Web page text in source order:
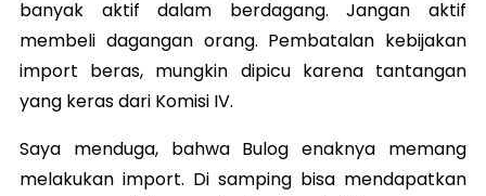
banyak aktif dalam berdagang. Jangan aktif
membeli dagangan orang. Pembatalan kebijakan
import beras, mungkin dipicu karena tantangan
yang keras dari Komisi IV.
Saya menduga, bahwa Bulog enaknya memang
melakukan import. Di samping bisa mendapatkan